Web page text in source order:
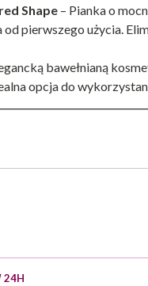
Shape – Pianka o
pierwszego użycia.
bawełnianą
opcja do
24H